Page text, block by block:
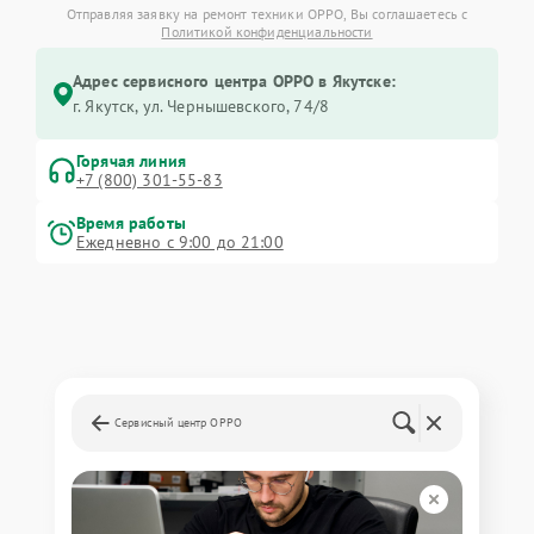
Отправляя заявку на ремонт техники OPPO, Вы соглашаетесь с
Политикой конфиденциальности
Адрес сервисного центра OPPO в Якутске:
г. Якутск, ул. Чернышевского, 74/8
Горячая линия
+7 (800) 301-55-83
Время работы
Ежедневно с 9:00 до 21:00
Сервисный центр OPPO